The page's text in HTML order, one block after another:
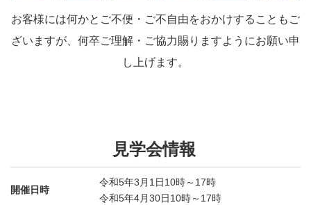
お客様には何かとご不便・ご不自由をおかけすることもご
ざいますが、何卒ご理解・ご協力賜りますようにお願い申
し上げます。
見学会情報
開催日時
令和5年3月1日10時～17時
令和5年4月30日10時～17時